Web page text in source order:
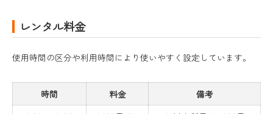
レンタル料金
使用時間の区分や利用時間により使いやすく設定しています。
時間 料金
備考